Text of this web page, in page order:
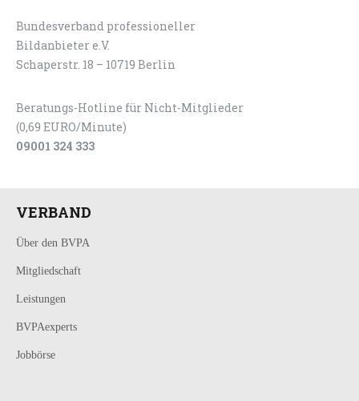
Bundesverband professioneller
Bildanbieter e.V.
Schaperstr. 18 – 10719 Berlin
Beratungs-Hotline für Nicht-Mitglieder
(0,69 EURO/Minute)
09001 324 333
VERBAND
Über den BVPA
Mitgliedschaft
Leistungen
BVPAexperts
Jobbörse